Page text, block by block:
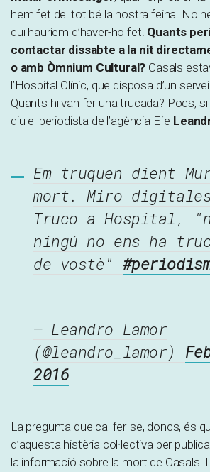
hem fet del tot bé la nostra feina. No
qui hauríem d’haver-ho fet. Quants
contactar dissabte a la nit
o amb Òmnium Cultural? Casals
l’Hospital Clínic, que disposa d’un
Quants hi van fer una trucada? Pocs,
diu el periodista de l’agència Efe
Em truquen dient
mort. Miro
Truco a Hospital,
ningú no ens ha
de vostè"
— Leandro Lamor
(@leandro_lamor)
2016
La pregunta que cal fer-se, doncs, és
d’aquesta histèria col·lectiva per
la informació sobre la mort de Casals. I